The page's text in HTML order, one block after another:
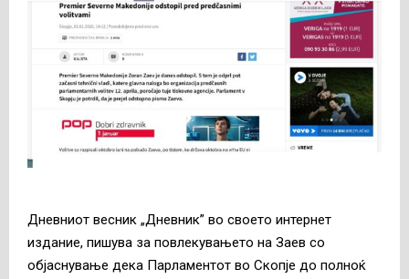
Дневниот весник „Дневник” во своето интернет
издание, пишува за повлекувањето на Заев со
објаснување дека Парламентот во Скопје до полноќ